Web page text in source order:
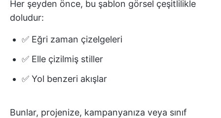
Her şeyden önce, bu şablon görsel çeşitlilikle
doludur:
✅ Eğri zaman çizelgeleri
✅ Elle çizilmiş stiller
✅ Yol benzeri akışlar
Bunlar, projenize, kampanyanıza veya sınıf